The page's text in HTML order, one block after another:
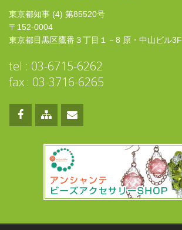
東京都知事 (4) 第85520号
〒152-0004
東京都目黒区鷹番３丁目１－8 原・中山ビル3F
tel : 03-6715-6262
fax : 03-3716-6265